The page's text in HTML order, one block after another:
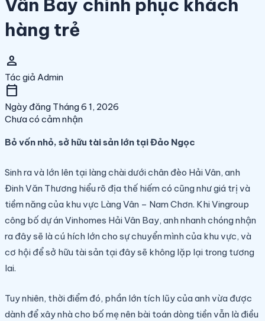
Vân Bay chinh phục khách
hàng trẻ
person
Tác giả Admin
calendar_today
Ngày đăng Tháng 6 1, 2026
Chưa có cảm nhận
Bỏ vốn nhỏ, sở hữu tài sản lớn tại Đảo Ngọc
Sinh ra và lớn lên tại làng chài dưới chân đèo Hải Vân, anh
Đinh Văn Thương hiểu rõ địa thế hiếm có cũng như giá trị và
tiềm năng của khu vực Làng Vân – Nam Chơn. Khi Vingroup
công bố dự án Vinhomes Hải Vân Bay, anh nhanh chóng nhận
ra đây sẽ là cú hích lớn cho sự chuyển mình của khu vực, và
cơ hội để sở hữu tài sản tại đây sẽ không lặp lại trong tương
lai.
Tuy nhiên, thời điểm đó, phần lớn tích lũy của anh vừa được
dành để xây nhà cho bố mẹ nên bài toán dòng tiền vẫn là điều